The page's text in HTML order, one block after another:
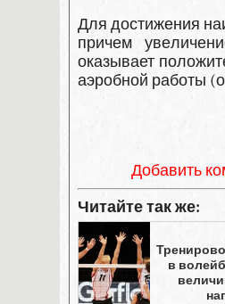
Для достижения
причем
оказывает
аэробной работы
Добавить
Читайте так же:
в